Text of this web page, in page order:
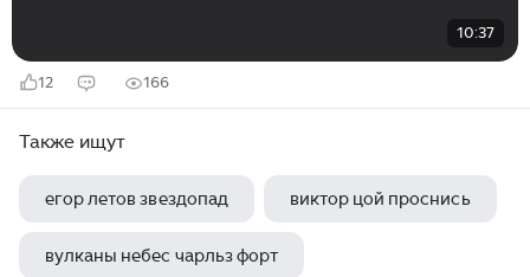
10:37
12 166
Также ищут
егор летов звездопад виктор цой проснись
вулканы небес чарльз форт